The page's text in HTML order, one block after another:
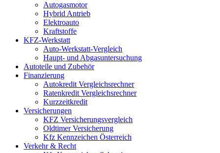
Autogasmotor
Hybrid Antrieb
Elektroauto
Kraftstoffe
KFZ-Werkstatt
Auto-Werkstatt-Vergleich
Haupt- und Abgasuntersuchung
Autoteile und Zubehör
Finanzierung
Autokredit Vergleichsrechner
Ratenkredit Vergleichsrechner
Kurzzeitkredit
Versicherungen
KFZ Versicherungsvergleich
Oldtimer Versicherung
Kfz Kennzeichen Österreich
Verkehr & Recht